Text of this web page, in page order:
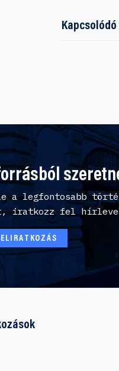
le a legfontosabb
iratkozz fel